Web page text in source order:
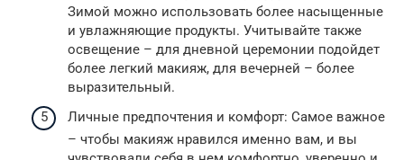
Зимой можно использовать более насыщенные
и увлажняющие продукты. Учитывайте также
освещение – для дневной церемонии подойдет
более легкий макияж, для вечерней – более
выразительный.
Личные предпочтения и комфорт: Самое важное
– чтобы макияж нравился именно вам, и вы